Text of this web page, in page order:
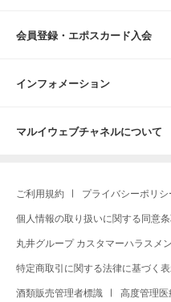
会員登録・エポスカード入会
インフォメーション
マルイウェブチャネルについて
ご利用規約 プライバシーポリシ
個人情報の取り扱いに関する同意
丸井グループ カスタマーハラスメ
特定商取引に関する法律に基づく
酒類販売管理者標識 高度管理